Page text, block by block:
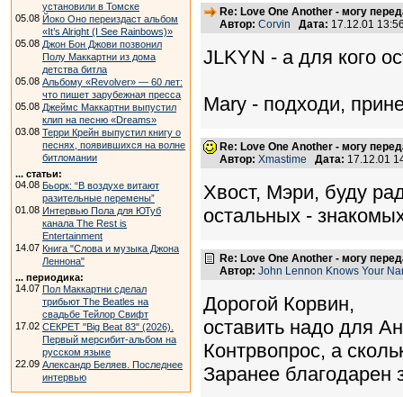
установили в Томске
05.08 Йоко Оно переиздаст альбом
«It’s Alright (I See Rainbows)»
05.08 Джон Бон Джови позвонил
Полу Маккартни из дома
детства битла
05.08 Альбому «Revolver» — 60 лет:
что пишет зарубежная пресса
05.08 Джеймс Маккартни выпустил
клип на песню «Dreams»
03.08 Терри Крейн выпустил книгу о
песнях, появившихся на волне
битломании
... статьи:
04.08 Бьорк: “В воздухе витают
разительные перемены”
01.08 Интервью Пола для ЮТуб
канала The Rest is
Entertainment
14.07 Книга "Слова и музыка Джона
Леннона"
... периодика:
14.07 Пол Маккартни сделал
трибьют The Beatles на
свадьбе Тейлор Свифт
17.02 СЕКРЕТ "Big Beat 83" (2026).
Первый мерсибит-альбом на
русском языке
22.09 Александр Беляев. Последнее
интервью
Re: Love One Another - могу
Автор: Corvin Дата: 17.12.01
JLKYN - а для кого
Mary - подходи,
Re: Love One Another - могу
Автор: Xmastime Дата: 17.12.01
Хвост, Мэри, буду
остальных -
Re: Love One Another - могу
Автор: John Lennon Knows Your
Дорогой Корвин,
оставить надо для
Контрвопрос, а
Заранее благодарен